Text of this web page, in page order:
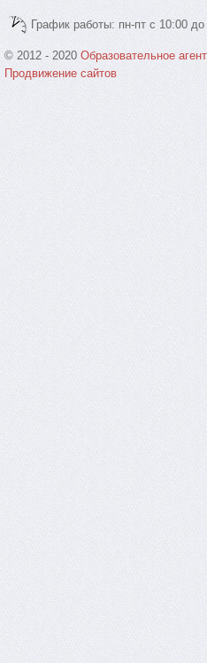
График работы: пн-пт с 10:00
© 2012 - 2020 Образовательное
Продвижение сайтов